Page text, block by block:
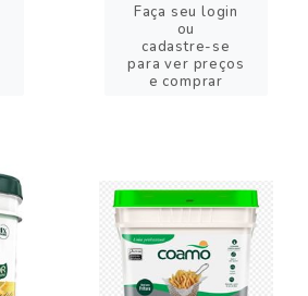
Faça seu login
ou
cadastre-se
para ver preços
e comprar